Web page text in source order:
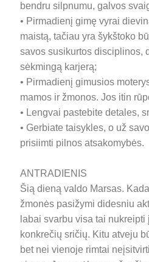
bendru silpnumu, galvos
• Pirmadienį gimę vyrai
maistą, tačiau yra šykštoko
savos susikurtos disciplinos,
sėkmingą karjerą;
• Pirmadienį gimusios
mamos ir žmonos. Jos itin
• Lengvai pastebite detales,
• Gerbiate taisykles, o už
prisiimti pilnos atsakomybės.
ANTRADIENIS
Šią dieną valdo Marsas.
žmonės pasižymi didesniu
labai svarbu visa tai nukreipti
konkrečių sričių. Kitu atveju
bet nei vienoje rimtai